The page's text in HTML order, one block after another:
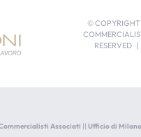
© COPYRIGHT
RESERVED |
Associati || Ufficio di Milano